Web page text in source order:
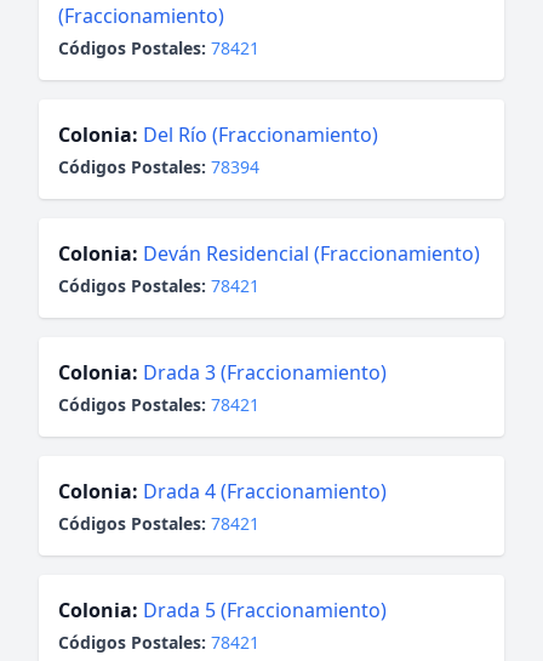
(Fraccionamiento)
Códigos Postales: 78421
Colonia: Del Río (Fraccionamiento)
Códigos Postales: 78394
Colonia: Deván Residencial (Fraccionamiento)
Códigos Postales: 78421
Colonia: Drada 3 (Fraccionamiento)
Códigos Postales: 78421
Colonia: Drada 4 (Fraccionamiento)
Códigos Postales: 78421
Colonia: Drada 5 (Fraccionamiento)
Códigos Postales: 78421